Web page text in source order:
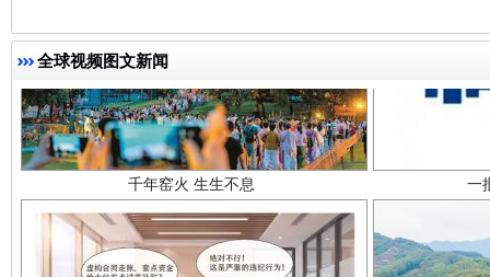
全球视频图文新闻千年窑火 生生不息